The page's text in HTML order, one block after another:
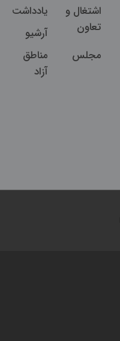
اشتغال و
تعاون
یادداشت
آرشیو
مجلس
مناطق
آزاد